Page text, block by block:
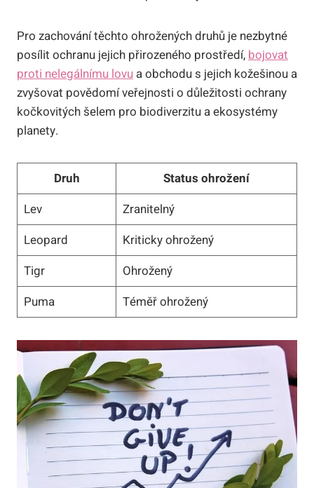
Pro zachování těchto ohrožených druhů je nezbytné
posílit ochranu jejich přirozeného prostředí,bojovat
proti nelegálnímu lovu a obchodu s jejich kožešinou a
zvyšovat povědomí veřejnosti o důležitosti ochrany
kočkovitých šelem pro biodiverzitu a ekosystémy
planety.
Druh
Status ohrožení
Lev
Zranitelný
Leopard
Kriticky ohrožený
Tigr
Ohrožený
Puma
Téměř ohrožený